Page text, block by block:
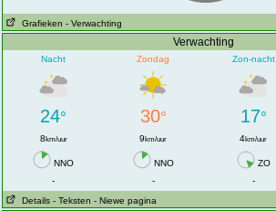
Grafieken - Verwachting
Verwachting
Nacht
Zondag Zon-nacht
24° 30° 17°
8km/uur 9km/uur 4km/uur
NNO NNO ZO
-
- -
Details - Teksten - Niewe pagina